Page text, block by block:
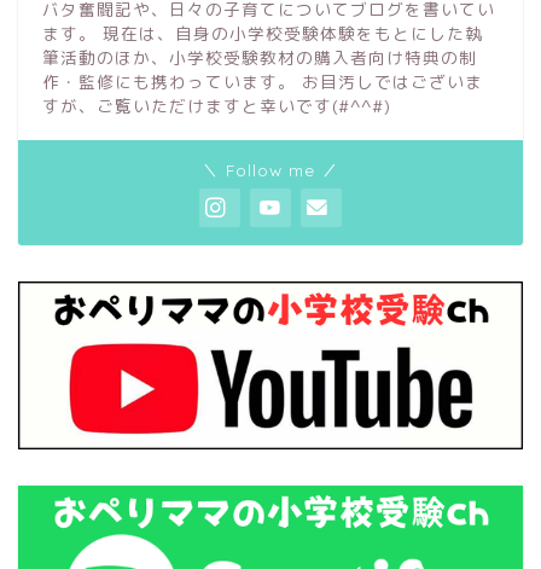
バタ奮闘記や、日々の子育てについてブログを書いてい
ます。 現在は、自身の小学校受験体験をもとにした執
筆活動のほか、小学校受験教材の購入者向け特典の制
作・監修にも携わっています。 お目汚しではございま
すが、ご覧いただけますと幸いです(#^^#)
＼ Follow me ／